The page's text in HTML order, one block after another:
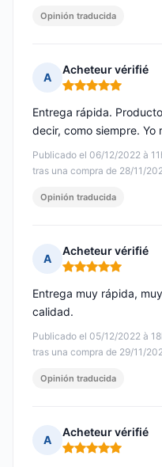
Opinión traducida
A
Acheteur vérifié
Nota: 5 de 5
Publicado el 06/12/2022 à
tras una compra de 28/11/
Entrega rápida.
decir, como siempre. Yo
Opinión traducida
A
Acheteur vérifié
Nota: 5 de 5
Publicado el 05/12/2022 à
tras una compra de 29/11/
Entrega muy rápida,
calidad.
Opinión traducida
A
Acheteur vérifié
Nota: 5 de 5